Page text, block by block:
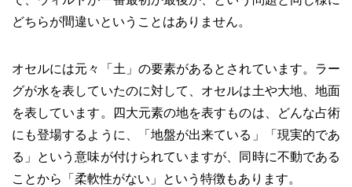
どちらが間違いということはありません。
オセルには元々「土」の要素があるとされています。ラー
グが水を表していたのに対して、オセルは土や大地、地面
を表しています。四大元素の地を表すものは、どんな占術
にも登場するように、「地盤が出来ている」「現実的であ
る」という意味が付けられていますが、同時に不動である
ことから「柔軟性がない」という特徴もあります。